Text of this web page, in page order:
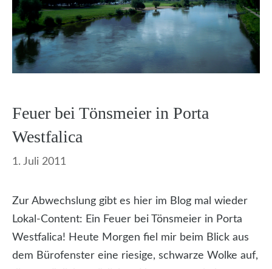
Feuer bei Tönsmeier in Porta
Westfalica
1. Juli 2011
Zur Abwechslung gibt es hier im Blog mal wieder
Lokal-Content: Ein Feuer bei Tönsmeier in Porta
Westfalica! Heute Morgen fiel mir beim Blick aus
dem Bürofenster eine riesige, schwarze Wolke auf,